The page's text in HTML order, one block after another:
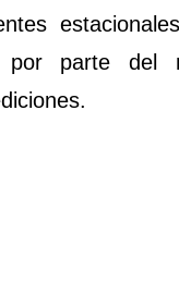
por parte del